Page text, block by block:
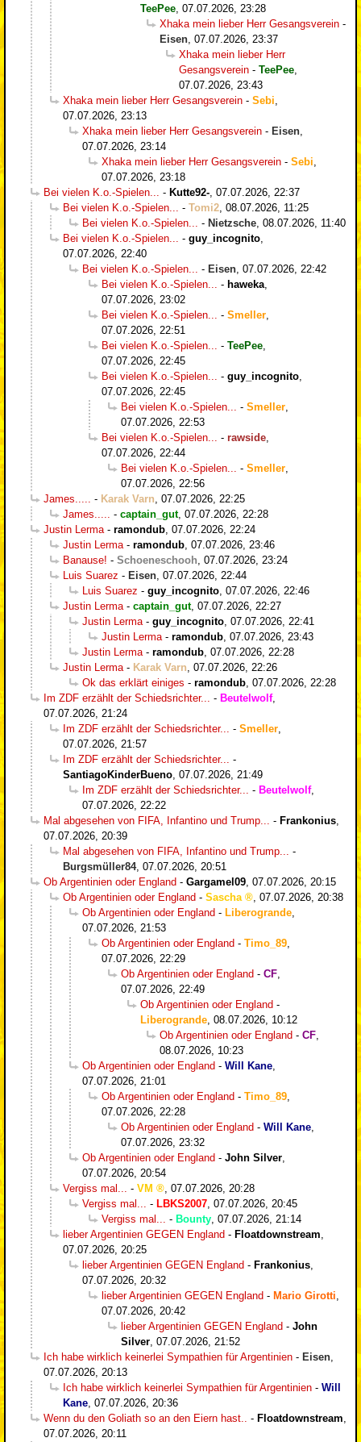
TeePee 07.07.2026, 23:28
Xhaka mein lieber Herr Gesangsverein -
Eisen 07.07.2026, 23:37
Xhaka mein lieber Herr
Gesangsverein - TeePee
07.07.2026, 23:43
Xhaka mein lieber Herr Gesangsverein - Sebi
07.07.2026, 23:13
Xhaka mein lieber Herr Gesangsverein - Eisen
07.07.2026, 23:14
Xhaka mein lieber Herr Gesangsverein - Sebi
07.07.2026, 23:18
Bei vielen K.o.-Spielen...
- Kutte92- 07.07.2026, 22:37
Bei vielen K.o.-Spielen...
- Tomi2 08.07.2026, 11:25
Bei vielen K.o.-Spielen...
- Nietzsche 08.07.2026, 11:40
Bei vielen K.o.-Spielen...
- guy_incognito
07.07.2026, 22:40
Bei vielen K.o.-Spielen...
- Eisen 07.07.2026, 22:42
Bei vielen K.o.-Spielen...
- haweka
07.07.2026, 23:02
Bei vielen K.o.-Spielen...
- Smeller
07.07.2026, 22:51
Bei vielen K.o.-Spielen...
- TeePee
07.07.2026, 22:45
Bei vielen K.o.-Spielen...
- guy_incognito
07.07.2026, 22:45
Bei vielen K.o.-Spielen...
- Smeller
07.07.2026, 22:53
Bei vielen K.o.-Spielen...
- rawside
07.07.2026, 22:44
Bei vielen K.o.-Spielen...
- Smeller
07.07.2026, 22:56
James.....
- Karak Varn 07.07.2026, 22:25
James.....
- captain_gut, 07.07.2026, 22:28
Justin Lerma - ramondub 07.07.2026, 22:24
Justin Lerma - ramondub 07.07.2026, 23:46
Banause! - Schoeneschooh 07.07.2026, 23:24
Luis Suarez - Eisen 07.07.2026, 22:44
Luis Suarez - guy_incognito 07.07.2026, 22:46
Justin Lerma - captain_gut, 07.07.2026, 22:27
Justin Lerma - guy_incognito 07.07.2026, 22:41
Justin Lerma - ramondub 07.07.2026, 23:43
Justin Lerma - ramondub 07.07.2026, 22:28
Justin Lerma - Karak Varn 07.07.2026, 22:26
Ok das erklärt einiges - ramondub 07.07.2026, 22:28
Im ZDF erzählt der Schiedsrichter...
- Beutelwolf,
07.07.2026, 21:24
Im ZDF erzählt der Schiedsrichter...
- Smeller
07.07.2026, 21:57
Im ZDF erzählt der Schiedsrichter...
-
SantiagoKinderBueno 07.07.2026, 21:49
Im ZDF erzählt der Schiedsrichter...
- Beutelwolf,
07.07.2026, 22:22
Mal abgesehen von FIFA, Infantino und Trump...
- Frankonius
07.07.2026, 20:39
Mal abgesehen von FIFA, Infantino und Trump...
-
Burgsmüller84, 07.07.2026, 20:51
Ob Argentinien oder England - Gargamel09 07.07.2026, 20:15
Ob Argentinien oder England - Sascha
07.07.2026, 20:38
Ob Argentinien oder England - Liberogrande
07.07.2026, 21:53
Ob Argentinien oder England - Timo_89
07.07.2026, 22:29
Ob Argentinien oder England - CF
07.07.2026, 22:49
Ob Argentinien oder England -
Liberogrande 08.07.2026, 10:12
Ob Argentinien oder England - CF
08.07.2026, 10:23
Ob Argentinien oder England - Will Kane
07.07.2026, 21:01
Ob Argentinien oder England - Timo_89
07.07.2026, 22:28
Ob Argentinien oder England - Will Kane
07.07.2026, 23:32
Ob Argentinien oder England - John Silver
07.07.2026, 20:54
Vergiss mal...
- VM
07.07.2026, 20:28
Vergiss mal...
- LBKS2007 07.07.2026, 20:45
Vergiss mal...
- Bounty 07.07.2026, 21:14
lieber Argentinien GEGEN England - Floatdownstream
07.07.2026, 20:25
lieber Argentinien GEGEN England - Frankonius
07.07.2026, 20:32
lieber Argentinien GEGEN England - Mario Girotti
07.07.2026, 20:42
lieber Argentinien GEGEN England - John
Silver 07.07.2026, 21:52
Ich habe wirklich keinerlei Sympathien für Argentinien - Eisen
07.07.2026, 20:13
Ich habe wirklich keinerlei Sympathien für Argentinien - Will
Kane 07.07.2026, 20:36
Wenn du den Goliath so an den Eiern hast..
- Floatdownstream
07.07.2026, 20:11